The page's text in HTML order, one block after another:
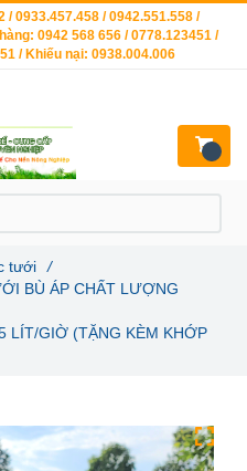
tưới
/
BÙ ÁP CHẤT LƯỢNG
LÍT/GIỜ (TẶNG KÈM KHỚP
/ 0933.457.458 / 0942.551.558 /
0942 568 656 / 0778.123451 /
/ Khiếu nại: 0938.004.006